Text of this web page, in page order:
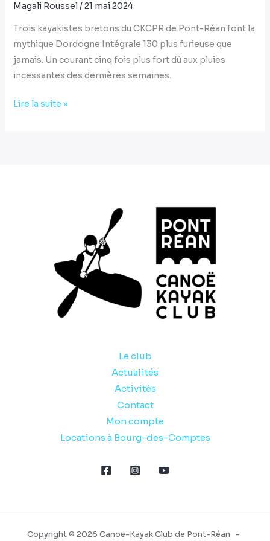
Magali Roussel/21 mai 2024
Trois kayakistes bretons du CKCPR de Pont-Réan font la
mythique Dordogne Intégrale 130 plus furieuse que
jamais. Un courant cinq fois plus fort dû aux pluies
incessantes des dernières semaines.
Lire la suite »
Le club
Actualités
Activités
Contact
Mon compte
Locations à Bourg-des-Comptes
Copyright © 2026 Canoë-Kayak Club de Pont-Réan -